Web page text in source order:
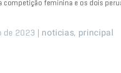
feminina e os dois
de 2023 | noticias, principal